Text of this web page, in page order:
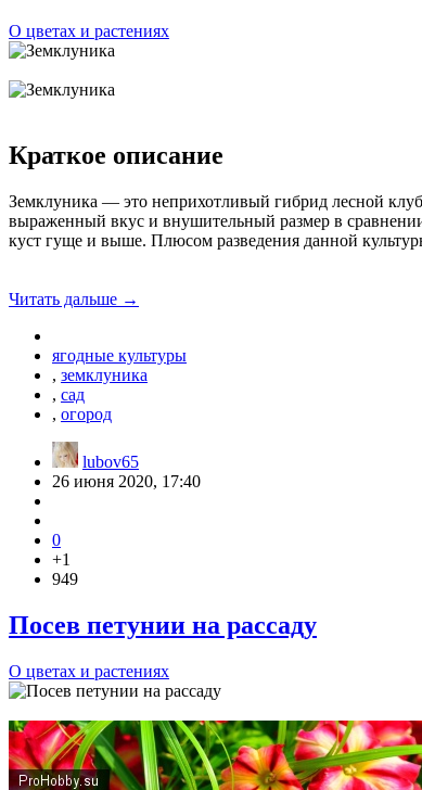
О цветах и растениях
Краткое описание
Земклуника — это неприхотливый гибрид лесной
выраженный вкус и внушительный размер в
куст гуще и выше. Плюсом разведения данной
Читать дальше →
ягодные культуры
, земклуника
, сад
, огород
lubov65
26 июня 2020, 17:40
0
+1
949
Посев петунии на рассаду
О цветах и растениях